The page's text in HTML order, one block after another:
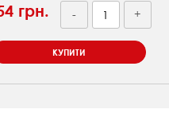
грн. - +
КУПИТИ